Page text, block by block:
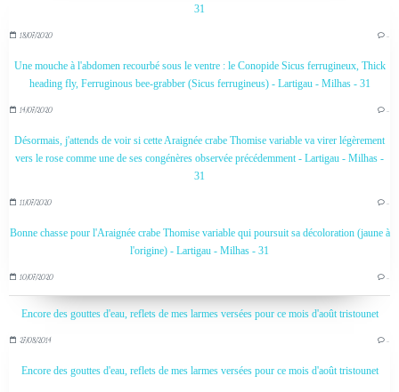
31
18/07/2020 …
Une mouche à l'abdomen recourbé sous le ventre : le Conopide Sicus ferrugineux, Thick
heading fly, Ferruginous bee-grabber (Sicus ferrugineus) - Lartigau - Milhas - 31
14/07/2020 …
Désormais, j'attends de voir si cette Araignée crabe Thomise variable va virer légèrement
vers le rose comme une de ses congénères observée précédemment - Lartigau - Milhas -
31
11/07/2020 …
Bonne chasse pour l'Araignée crabe Thomise variable qui poursuit sa décoloration (jaune à
l'origine) - Lartigau - Milhas - 31
10/07/2020 …
Encore des gouttes d'eau, reflets de mes larmes versées pour ce mois d'août tristounet
27/08/2014 …
Encore des gouttes d'eau, reflets de mes larmes versées pour ce mois d'août tristounet